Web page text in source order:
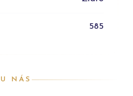
585
NÁS